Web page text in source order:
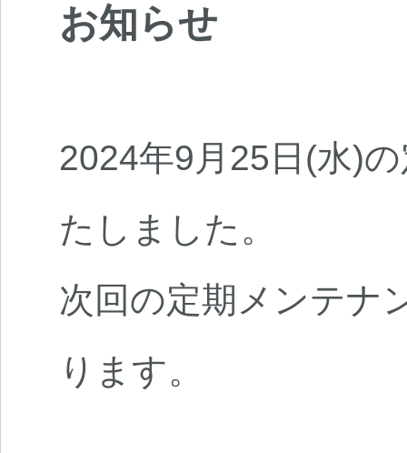
お知らせ
2024年9月25日(水)
たしました。
次回の定期メンテナ
ります。